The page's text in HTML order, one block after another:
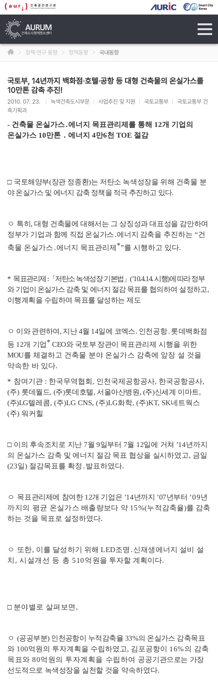
정책·연구 동향 정책동향 국내동향
국토부, 14년까지 백화점·호텔·공항 등 대형 건축물의 온실가스를
10만톤 감축 추진!
2010. 07. 23. 녹색건축도시부문 사업추진 및 지원 국토교통부
국토교통부 건
축기획과
- 건축물 온실가스․에너지 목표관리제를 통해 12개 기업의
온실가스 10만톤 ․ 에너지 4만6천 TOE 절감
□ 국토해양부(장관 정종환)는 저탄소 녹색성장을 위해 건축물 분
야 온실가스 및 에너지 감축 정책을 적극 추진하고 있다.
ㅇ 특히 ,대형 건축물에 대해서는 그 상징성과 대표성을 감안하여
정부가 기업과 함께 직접 온실가스 ․에너지 감축을 추진하는 “건
축물 온실가스 ․에너지 목표관리제 *”를 시행하고 있다.
* 목표관리제 :「 저탄소 녹색성장 기본법 」(’10.4.14.시행)에 따라 정부
와 기업이 온실가스 감축 및 에너지 절감 목표를 협의하여 설정하고,
이행계획을 수립하여 목표를 달성하는 제도
ㅇ 이와 관련하여 , 지난4월 14일에 코엑스․ 인천공항․롯데백화점
등 12개 기업* CEO와 국토부 장관이 목표관리제 시행을 위 한
MOU를 체결하고 건축물 분야 온실가스 감축에 앞장 설 것을
약속한 바 있다.
* 참여기관 : 한국무역협회 , 인천국제공항공사, 한국공항공사,
(주) 롯데월드, (주)롯데호텔,서울아산병원 , (주)신세계 이마트,
(주)LG텔레콤, (주)LG CNS, (주)LG화학, (주)KT, SK네트웍스
(주) 워커힐
□ 이의 후속조치로 지난 7월9일부터 7월 12일에 거쳐 ’14년 까지
의 온실가스 감축 및 에너지 절감 목표 협상을 실시하였고, 금일
(23일) 절감목표를 확정 ․발표하였다.
ㅇ 목표관리제에 참여한 12개 기업은 ’14년까지 ’07년부터 ’09년
까지의
평균 온실가스 배출량보다 약 15%(누적감축율)를 감축
하는 것을 목표로 설정하였다.
ㅇ 또한, 이를 달성하기 위해LED조명 ․신재생에너지 설비
설
치 ,시설개선 등 총 510억 원을 투자할 계획이다.
□ 분야별로 살펴보면 ,
ㅇ (공공부분) 인천공항이 누적감축율 33%의 온실가스 감축목표
와 100억원의 투자계획을 수립하였고, 김포공항이 16%의 감축
목표와80억원의 투자계획을 수립하여 공공기관으로는 가장
선도적으로 녹색성장을 실천할 것을 약속하였다.